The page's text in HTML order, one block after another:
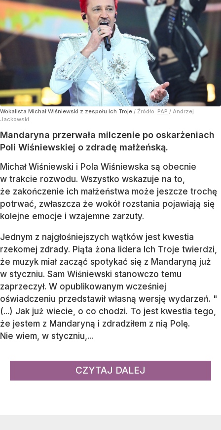
Wokalista Michał Wiśniewski z zespołu Ich Troje / Źródło: PAP / Andrzej
Jackowski
Mandaryna przerwała milczenie po oskarżeniach
Poli Wiśniewskiej o zdradę małżeńską.
Michał Wiśniewski i Pola Wiśniewska są obecnie
w trakcie rozwodu. Wszystko wskazuje na to,
że zakończenie ich małżeństwa może jeszcze trochę
potrwać, zwłaszcza że wokół rozstania pojawiają się
kolejne emocje i wzajemne zarzuty.
Jednym z najgłośniejszych wątków jest kwestia
rzekomej zdrady. Piąta żona lidera Ich Troje twierdzi,
że muzyk miał zacząć spotykać się z Mandaryną już
w styczniu. Sam Wiśniewski stanowczo temu
zaprzeczył. W opublikowanym wcześniej
oświadczeniu przedstawił własną wersję wydarzeń. "
(...) Jak już wiecie, o co chodzi. To jest kwestia tego,
że jestem z Mandaryną i zdradziłem z nią Polę.
Nie wiem, w styczniu,...
CZYTAJ DALEJ